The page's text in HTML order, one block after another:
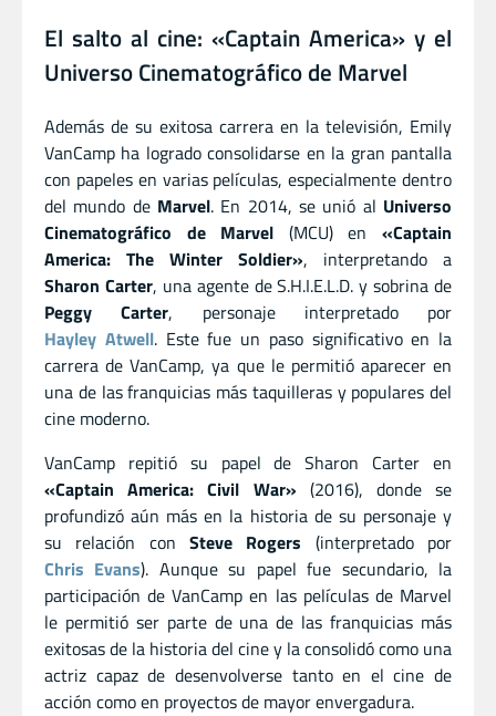
El salto al cine: «Captain America» y el
Universo Cinematográfico de Marvel
Además de su exitosa carrera en la televisión, Emily
VanCamp ha logrado consolidarse en la gran pantalla
con papeles en varias películas, especialmente dentro
del mundo de Marvel. En 2014, se unió al Universo
Cinematográfico de Marvel (MCU) en«Captain
America: The Winter Soldier», interpretando a
Sharon Carter, una agente de S.H.I.E.L.D. y sobrina de
Peggy Carter, personaje interpretado por
Hayley Atwell. Este fue un paso significativo en la
carrera de VanCamp, ya que le permitió aparecer en
una de las franquicias más taquilleras y populares del
cine moderno.
VanCamp repitió su papel de Sharon Carter en
«Captain America: Civil War» (2016), donde se
profundizó aún más en la historia de su personaje y
su relación con Steve Rogers (interpretado por
Chris Evans). Aunque su papel fue secundario, la
participación de VanCamp en las películas de Marvel
le permitió ser parte de una de las franquicias más
exitosas de la historia del cine y la consolidó como una
actriz capaz de desenvolverse tanto en el cine de
acción como en proyectos de mayor envergadura.